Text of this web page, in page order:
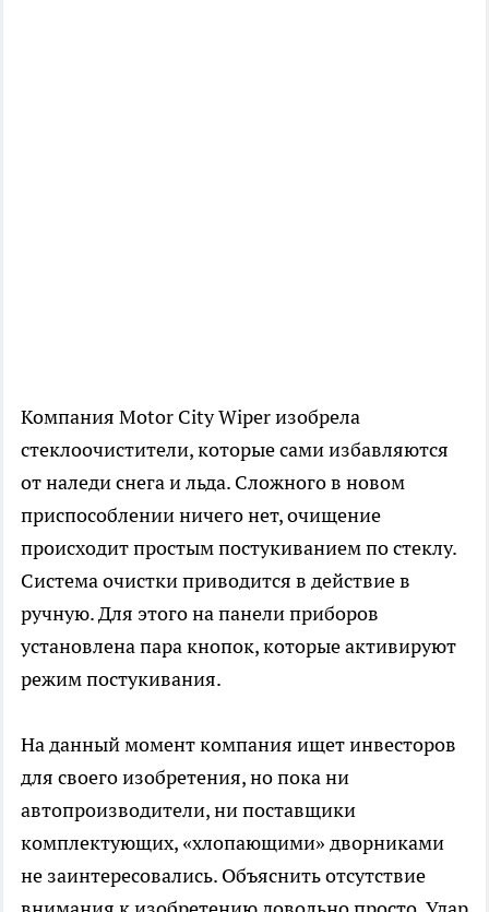
Компания Motor City Wiper изобрела
стеклоочистители, которые сами избавляются
от наледи снега и льда. Сложного в новом
приспособлении ничего нет, очищение
происходит простым постукиванием по стеклу.
Система очистки приводится в действие в
ручную. Для этого на панели приборов
установлена пара кнопок, которые активируют
режим постукивания.
На данный момент компания ищет инвесторов
для своего изобретения, но пока ни
автопроизводители, ни поставщики
комплектующих, «хлопающими» дворниками
не заинтересовались. Объяснить отсутствие